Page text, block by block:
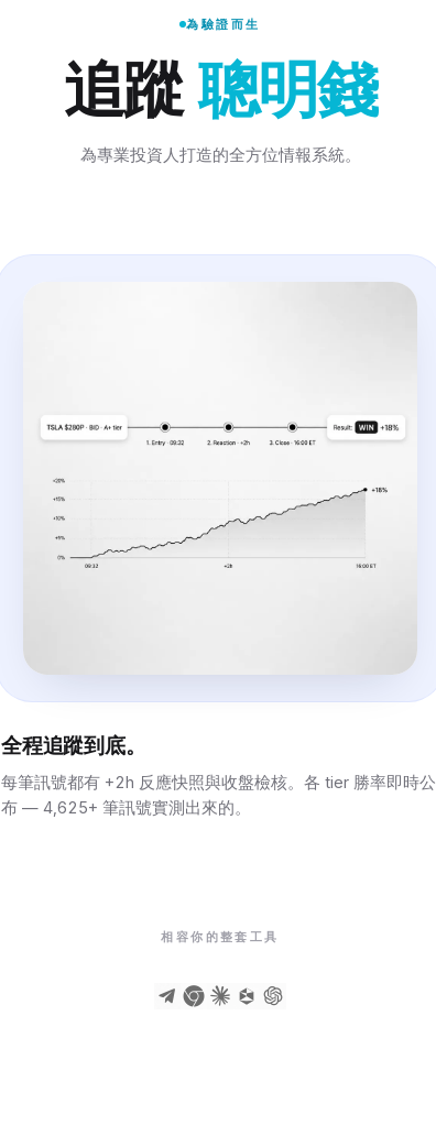
為驗證而生
追蹤聰明錢
為專業投資人打造的全方位情報系統。
全程追蹤到底。
每筆訊號都有 +2h 反應快照與收盤檢核。各 tier 勝率即時公
布 — 4,625+ 筆訊號實測出來的。
相容你的整套工具